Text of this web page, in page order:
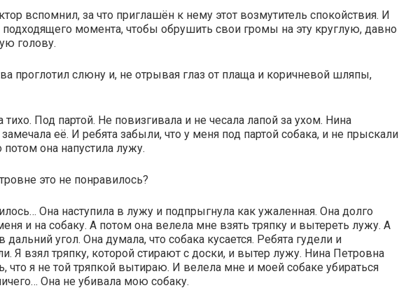
вспомнил, за что приглашён к нему этот возмутитель спокойствия. И
момента, чтобы обрушить свои громы на эту круглую, давно
голову.
проглотил слюну и, не отрывая глаз от плаща и коричневой шляпы,
Под партой. Не повизгивала и не чесала лапой за ухом. Нина
её. И ребята забыли, что у меня под партой собака, и не прыскали
она напустила лужу.
это не понравилось?
Она наступила в лужу и подпрыгнула как ужаленная. Она долго
и на собаку. А потом она велела мне взять тряпку и вытереть лужу. А
дальний угол. Она думала, что собака кусается. Ребята гудели и
Я взял тряпку, которой стирают с доски, и вытер лужу. Нина Петровна
что я не той тряпкой вытираю. И велела мне и моей собаке убираться
Она не убивала мою собаку.